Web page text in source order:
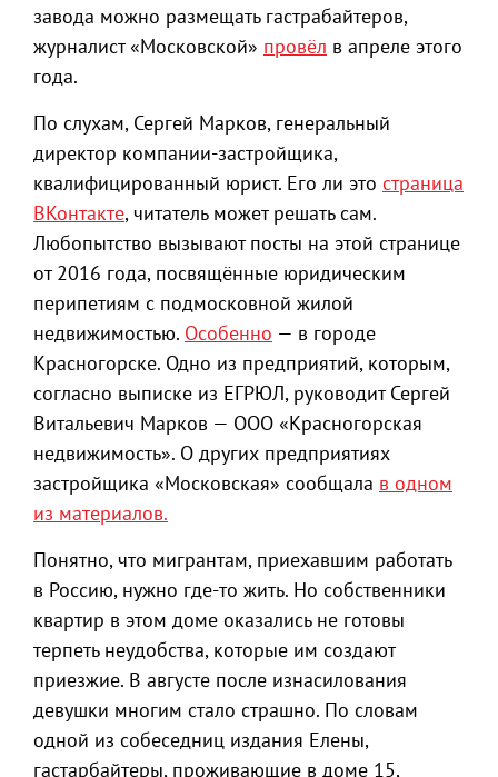
завода можно размещать гастрабайтеров,
журналист «Московской» провёл в апреле этого
года.
По слухам, Сергей Марков, генеральный
директор компании-застройщика,
квалифицированный юрист. Его ли это страница
ВКонтакте, читатель может решать сам.
Любопытство вызывают посты на этой странице
от 2016 года, посвящённые юридическим
перипетиям с подмосковной жилой
недвижимостью. Особенно — в городе
Красногорске. Одно из предприятий, которым,
согласно выписке из ЕГРЮЛ, руководит Сергей
Витальевич Марков — ООО «Красногорская
недвижимость». О других предприятиях
застройщика «Московская» сообщала в одном
из материалов.
Понятно, что мигрантам, приехавшим работать
в Россию, нужно где-то жить. Но собственники
квартир в этом доме оказались не готовы
терпеть неудобства, которые им создают
приезжие. В августе после изнасилования
девушки многим стало страшно. По словам
одной из собеседниц издания Елены,
гастарбайтеры, проживающие в доме 15,